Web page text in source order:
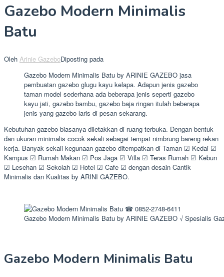
Gazebo Modern Minimalis
Batu
Oleh Arinie GazeboDiposting pada
Gazebo Modern Minimalis Batu by ARINIE GAZEBO jasa
pembuatan gazebo glugu kayu kelapa. Adapun jenis gazebo
taman model sederhana ada beberapa jenis seperti gazebo
kayu jati, gazebo bambu, gazebo baja ringan itulah beberapa
jenis yang gazebo laris di pesan sekarang.
Kebutuhan gazebo biasanya diletakkan di ruang terbuka. Dengan bentuk
dan ukuran minimalis cocok sekali sebagai tempat nimbrung bareng rekan
kerja. Banyak sekali kegunaan gazebo ditempatkan di Taman ☑ Kedai ☑
Kampus ☑ Rumah Makan ☑ Pos Jaga ☑ Villa ☑ Teras Rumah ☑ Kebun
☑ Lesehan ☑ Sekolah ☑ Hotel ☑ Cafe ☑ dengan desain Cantik
Minimalis dan Kualitas by ARINI GAZEBO.
Gazebo Modern Minimalis Batu by ARINIE GAZEBO √ Spesialis
Gazebo Modern Minimalis Batu